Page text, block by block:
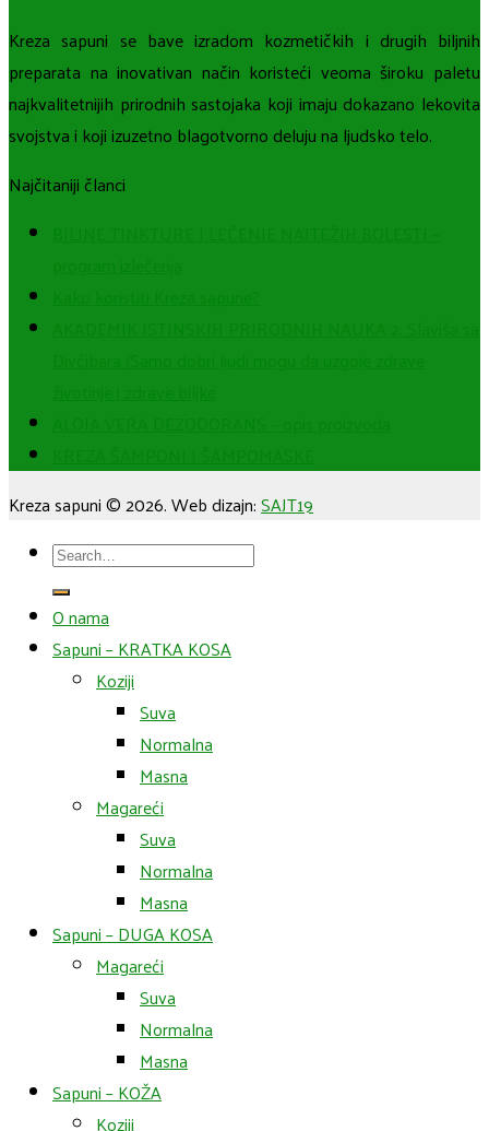
Kreza sapuni se bave izradom kozmetičkih i drugih biljnih
preparata na inovativan način koristeći veoma široku paletu
najkvalitetnijih prirodnih sastojaka koji imaju dokazano lekovita
svojstva i koji izuzetno blagotvorno deluju na ljudsko telo.
Najčitaniji članci
Kreza sapuni © 2026. Web dizajn:SAJT19
Search
for:
O nama
Sapuni – KRATKA KOSA
Koziji
Suva
Normalna
Masna
Magareći
Suva
Normalna
Masna
Sapuni – DUGA KOSA
Magareći
Suva
Normalna
Masna
Sapuni – KOŽA
Koziji